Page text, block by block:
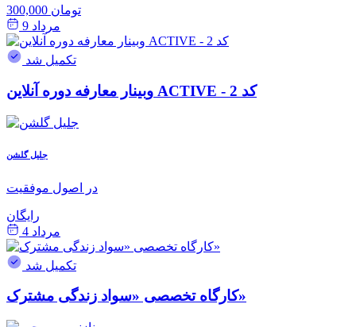
300,000 تومان
مرداد 9
تکمیل شد
وبینار معارفه دوره آنلاین ACTIVE - کد 2
جلیل گلشن
در اصول موفقیت
رایگان
مرداد 4
تکمیل شد
کارگاه تخصصی «سواد زندگی مشترک»